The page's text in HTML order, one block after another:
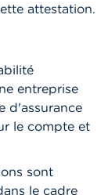
attestation.
entreprise
d'assurance
le compte et
sont
le cadre